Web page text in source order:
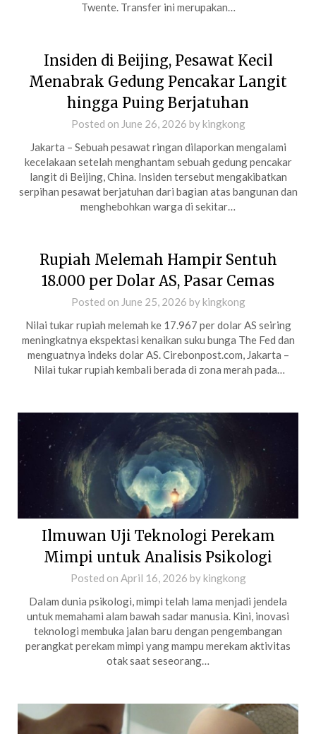
Twente. Transfer ini merupakan…
Insiden di Beijing, Pesawat Kecil
Menabrak Gedung Pencakar Langit
hingga Puing Berjatuhan
Posted on June 26, 2026 bykingkong
Jakarta – Sebuah pesawat ringan dilaporkan mengalami
kecelakaan setelah menghantam sebuah gedung pencakar
langit di Beijing, China. Insiden tersebut mengakibatkan
serpihan pesawat berjatuhan dari bagian atas bangunan dan
menghebohkan warga di sekitar…
Rupiah Melemah Hampir Sentuh
18.000 per Dolar AS, Pasar Cemas
Posted on June 25, 2026 bykingkong
Nilai tukar rupiah melemah ke 17.967 per dolar AS seiring
meningkatnya ekspektasi kenaikan suku bunga The Fed dan
menguatnya indeks dolar AS. Cirebonpost.com, Jakarta –
Nilai tukar rupiah kembali berada di zona merah pada…
Ilmuwan Uji Teknologi Perekam
Mimpi untuk Analisis Psikologi
Posted on April 16, 2026 bykingkong
Dalam dunia psikologi, mimpi telah lama menjadi jendela
untuk memahami alam bawah sadar manusia. Kini, inovasi
teknologi membuka jalan baru dengan pengembangan
perangkat perekam mimpi yang mampu merekam aktivitas
otak saat seseorang…